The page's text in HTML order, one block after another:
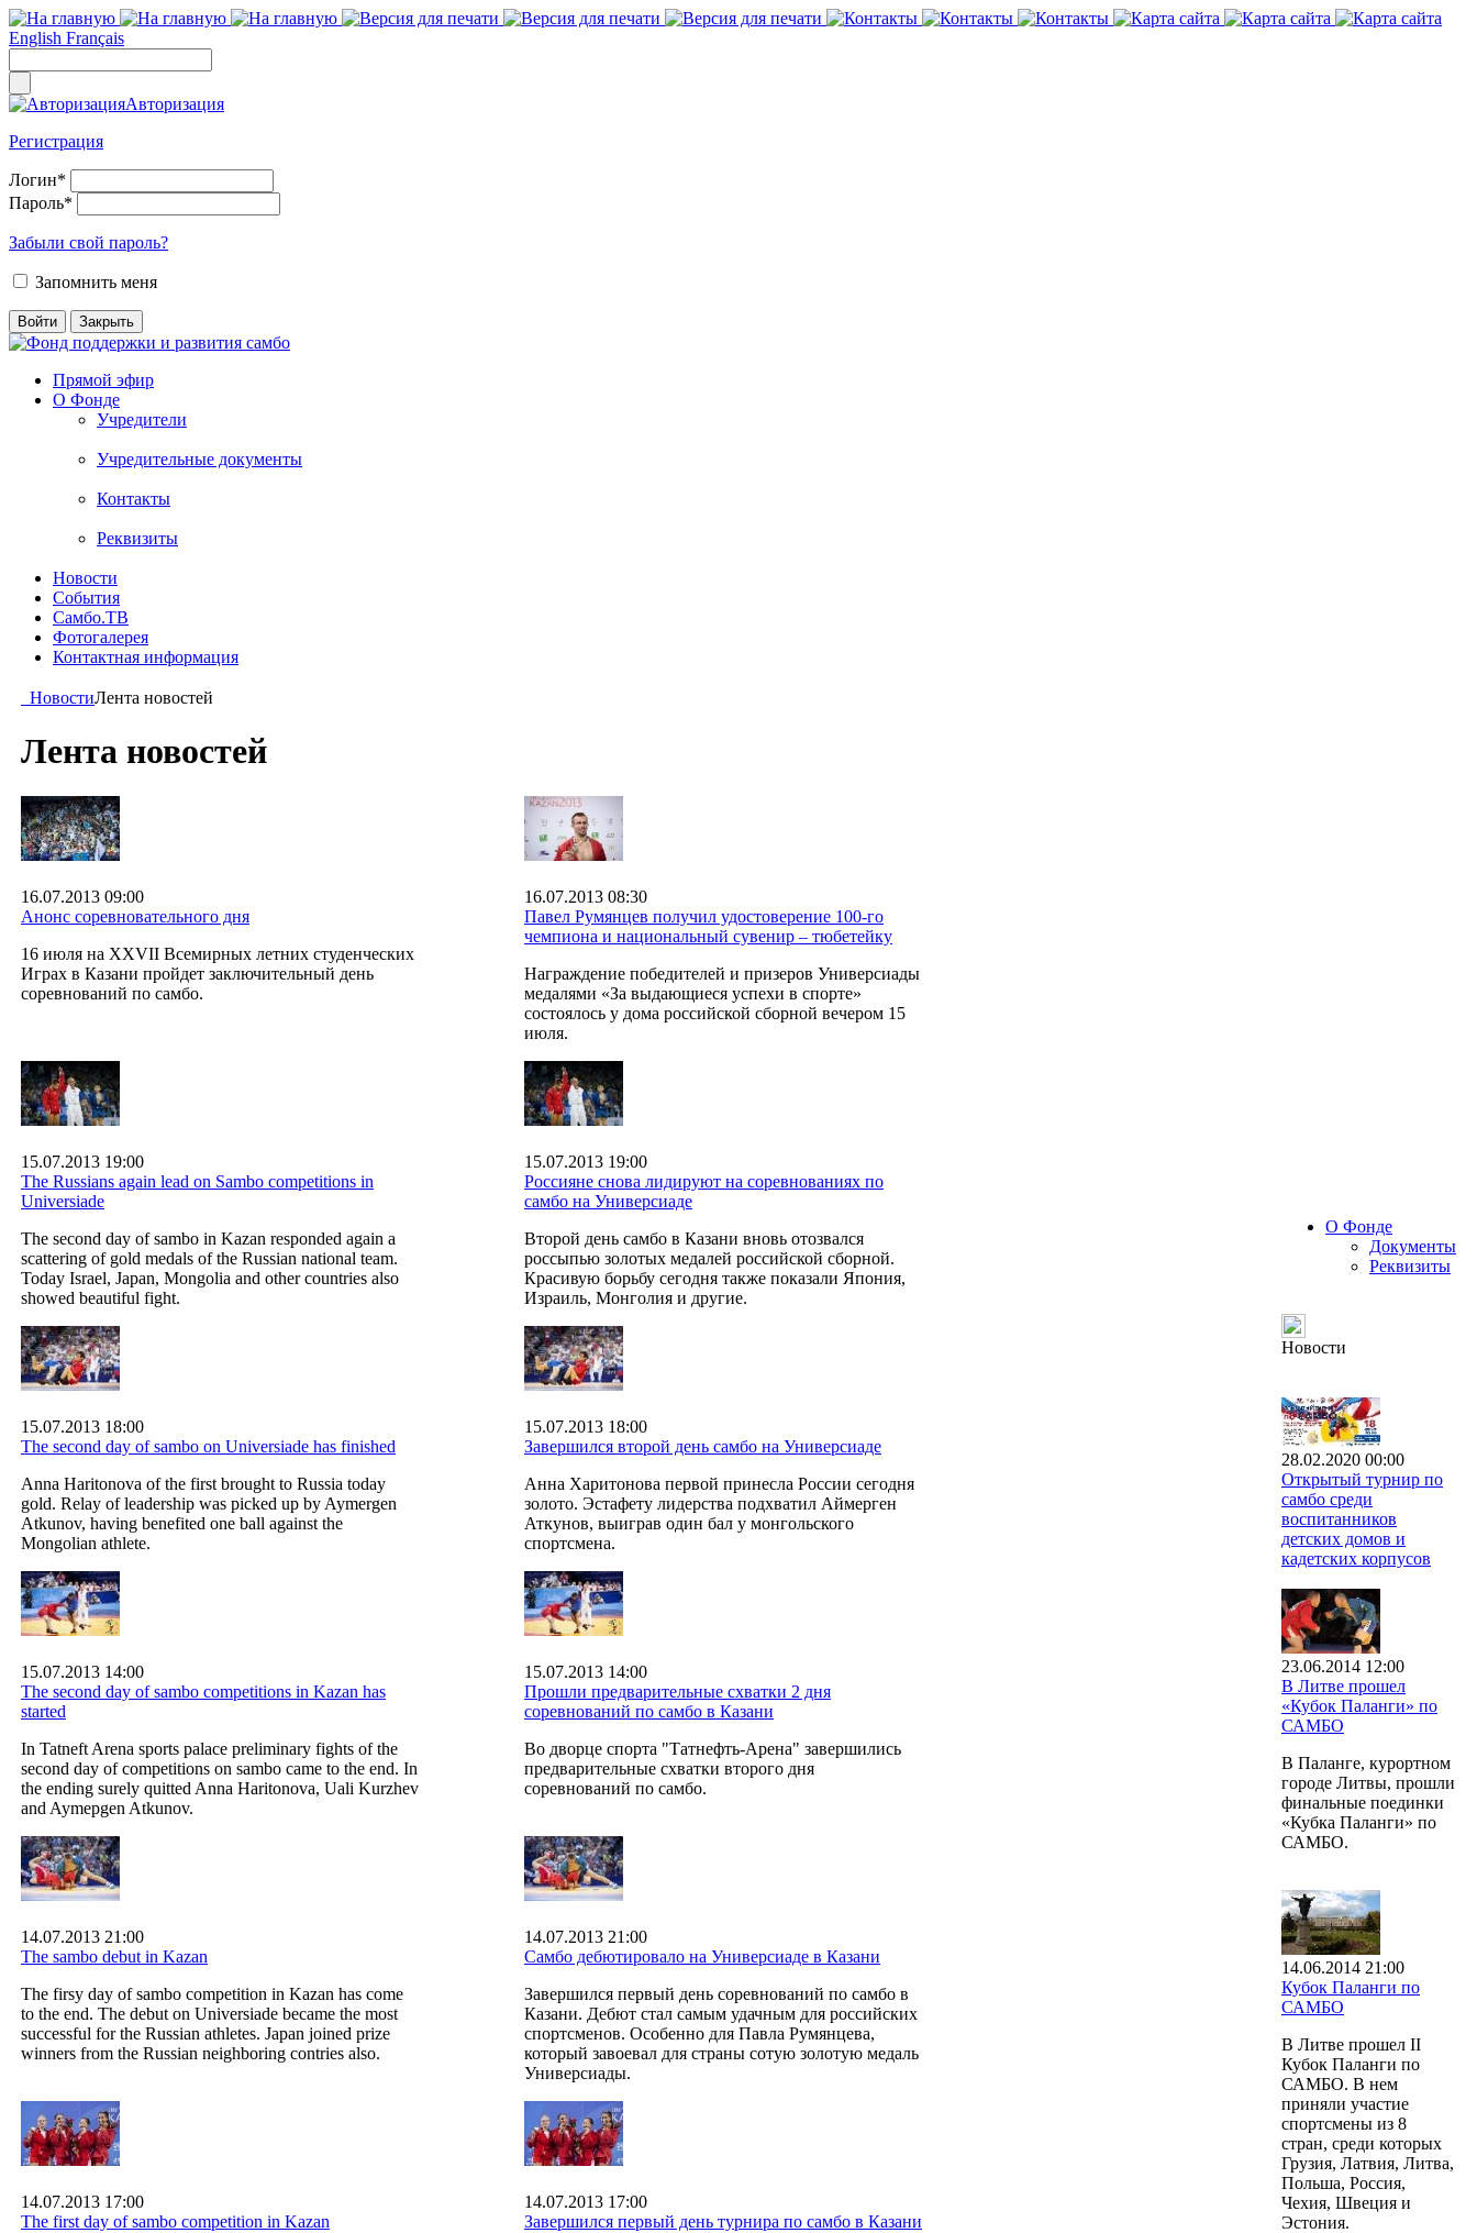
English Français
Авторизация
Регистрация
Логин*
Пароль*
Забыли свой пароль?
Запомнить меня
Прямой эфир
О Фонде
Учредители
Учредительные документы
Контакты
Реквизиты
Новости
События
Самбо.ТВ
Фотогалерея
Контактная информация
НовостиЛента новостей
Лента новостей
16.07.2013 09:00
Анонс соревновательного дня
16 июля на XXVII Всемирных летних студенческих
Играх в Казани пройдет заключительный день
соревнований по самбо.
16.07.2013 08:30
Павел Румянцев получил удостоверение 100-го
чемпиона и национальный сувенир – тюбетейку
Награждение победителей и призеров Универсиады
медалями «За выдающиеся успехи в спорте»
состоялось у дома российской сборной вечером 15
июля.
15.07.2013 19:00
The Russians again lead on Sambo competitions in
Universiade
The second day of sambo in Kazan responded again a
scattering of gold medals of the Russian national team.
Today Israel, Japan, Mongolia and other countries also
showed beautiful fight.
15.07.2013 19:00
Россияне снова лидируют на соревнованиях по
самбо на Универсиаде
Второй день самбо в Казани вновь отозвался
россыпью золотых медалей российской сборной.
Красивую борьбу сегодня также показали Япония,
Израиль, Монголия и другие.
15.07.2013 18:00
The second day of sambo on Universiade has finished
Anna Haritonova of the first brought to Russia today
gold. Relay of leadership was picked up by Aymergen
Atkunov, having benefited one ball against the
Mongolian athlete.
15.07.2013 18:00
Завершился второй день самбо на Универсиаде
Анна Харитонова первой принесла России сегодня
золото. Эстафету лидерства подхватил Аймерген
Аткунов, выиграв один бал у монгольского
спортсмена.
15.07.2013 14:00
The second day of sambo competitions in Kazan has
started
In Tatneft Arena sports palace preliminary fights of the
second day of competitions on sambo came to the end. In
the ending surely quitted Anna Haritonova, Uali Kurzhev
and Aymepgen Atkunov.
15.07.2013 14:00
Прошли предварительные схватки 2 дня
соревнований по самбо в Казани
Во дворце спорта "Татнефть-Арена" завершились
предварительные схватки второго дня
соревнований по самбо.
14.07.2013 21:00
The sambo debut in Kazan
The firsy day of sambo competition in Kazan has come
to the end. The debut on Universiade became the most
successful for the Russian athletes. Japan joined prize
winners from the Russian neighboring contries also.
14.07.2013 21:00
Самбо дебютировало на Универсиаде в Казани
Завершился первый день соревнований по самбо в
Казани. Дебют стал самым удачным для российских
спортсменов. Особенно для Павла Румянцева,
который завоевал для страны сотую золотую медаль
Универсиады.
14.07.2013 17:00
The first day of sambo competition in Kazan
14.07.2013 17:00
Завершился первый день турнира по самбо в Казани
О Фонде
Документы
Реквизиты
Новости
28.02.2020 00:00
Открытый турнир по
самбо среди
воспитанников
детских домов и
кадетских корпусов
23.06.2014 12:00
В Литве прошел
«Кубок Паланги» по
САМБО
В Паланге, курортном
городе Литвы, прошли
финальные поединки
«Кубка Паланги» по
САМБО.
14.06.2014 21:00
Кубок Паланги по
САМБО
В Литве прошел II
Кубок Паланги по
САМБО. В нем
приняли участие
спортсмены из 8
стран, среди которых
Грузия, Латвия, Литва,
Польша, Россия,
Чехия, Швеция и
Эстония.